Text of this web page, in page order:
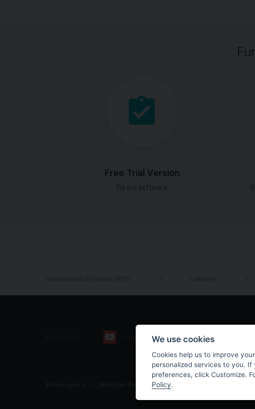
Free Trial Version
Facebook
© Fine spol. s r.o., All Rights Reserved |Sitemap
We use cookies
Cookies help us to improve
personalized services to you.
preferences, click Customize.
Policy.